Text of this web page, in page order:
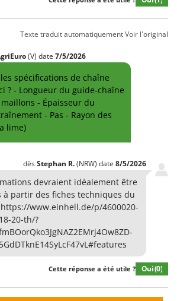
Texte traduit automatiquementVoir l'original
(V) date 7/5/2026
spécifications de chaîne
? - Longueur du guide-chaîne
- Épaisseur du
- Pas - Rayon des
lime)
dèsStephan R.(NRW) date 8/5/2026
devraient idéalement être
à partir des fiches techniques du
www.einhell.de/p/4600020-
20-th/?
Cette réponse a été utile ? Oui(0)